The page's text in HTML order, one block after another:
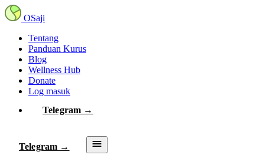
OSaji
Tentang
Panduan Kurus
Blog
Wellness Hub
Donate
Log masuk
Telegram →
Telegram →